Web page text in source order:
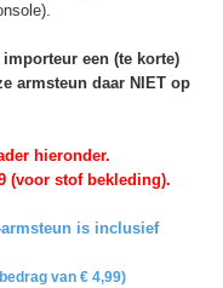
een (te korte)
armsteun daar NIET op
hieronder.
(voor stof bekleding).
is inclusief
van € 4,99)